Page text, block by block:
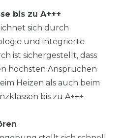
bis zu A+++
sich durch
und integrierte
ist sichergestellt, dass
höchsten Ansprüchen
Heizen als auch beim
bis zu A+++